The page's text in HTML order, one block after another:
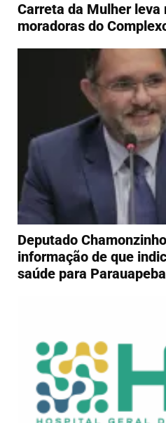
Carreta da Mulher leva
moradoras do
Deputado
informação de que
saúde para